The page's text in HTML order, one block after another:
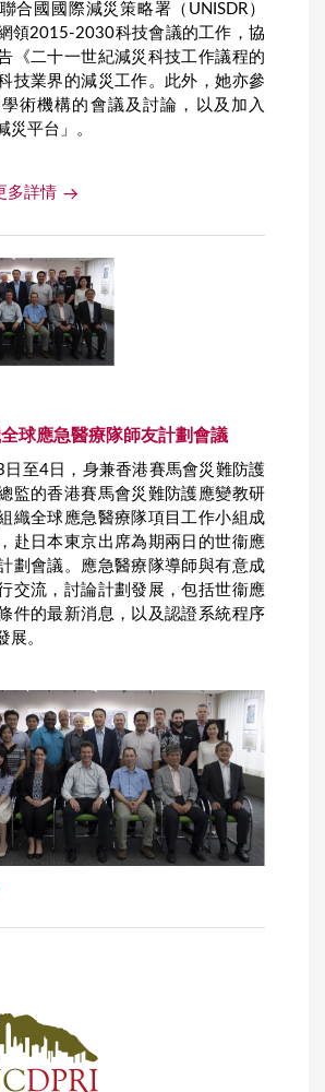
合國國際減災策略署（UNISDR）
領2015-2030科技會議的工作，協
《二十一世紀減災科技工作議程的
技業界的減災工作。此外，她亦參
術機構的會議及討論，以及加入
災平台」。
多詳情
球應急醫療隊師友計劃會議
至4日，身兼香港賽馬會災難防護
監的香港賽馬會災難防護應變教研
織全球應急醫療隊項目工作小組成
赴日本東京出席為期兩日的世衞應
劃會議。應急醫療隊導師與有意成
交流，討論計劃發展，包括世衞應
件的最新消息，以及認證系統程序
展。